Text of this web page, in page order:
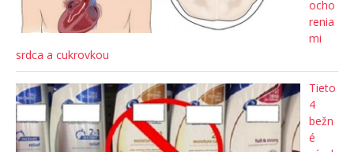
ocho
renia
mi
srdca a cukrovkou
Tieto
4
bežn
é